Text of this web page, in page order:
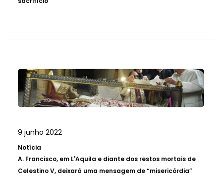
9 junho 2022
Notícia
A. Francisco, em L'Aquila e diante dos restos mortais de
Celestino V, deixará uma mensagem de “misericórdia”